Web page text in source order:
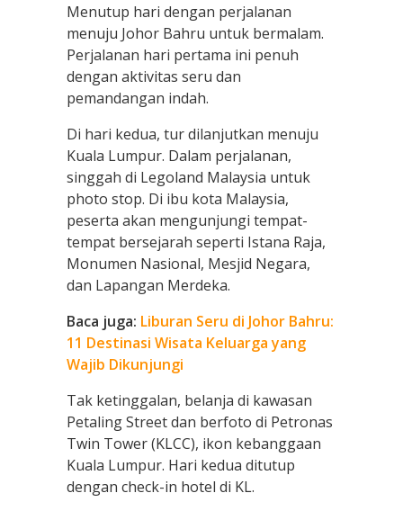
Menutup hari dengan perjalanan
menuju Johor Bahru untuk bermalam.
Perjalanan hari pertama ini penuh
dengan aktivitas seru dan
pemandangan indah.
Di hari kedua, tur dilanjutkan menuju
Kuala Lumpur. Dalam perjalanan,
singgah di Legoland Malaysia untuk
photo stop. Di ibu kota Malaysia,
peserta akan mengunjungi tempat-
tempat bersejarah seperti Istana Raja,
Monumen Nasional, Mesjid Negara,
dan Lapangan Merdeka.
Baca juga: Liburan Seru di Johor Bahru:
11 Destinasi Wisata Keluarga yang
Wajib Dikunjungi
Tak ketinggalan, belanja di kawasan
Petaling Street dan berfoto di Petronas
Twin Tower (KLCC), ikon kebanggaan
Kuala Lumpur. Hari kedua ditutup
dengan check-in hotel di KL.